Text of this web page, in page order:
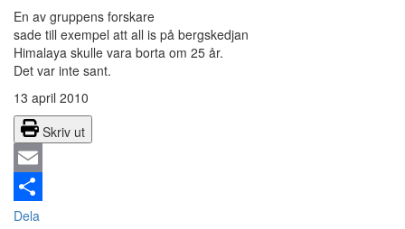
En av gruppens forskare
sade till exempel att all is på bergskedjan
Himalaya skulle vara borta om 25 år.
Det var inte sant.
13 april 2010
Skriv ut
Email
Dela